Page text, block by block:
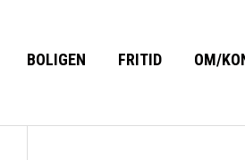
BOLIGEN FRITID OM/